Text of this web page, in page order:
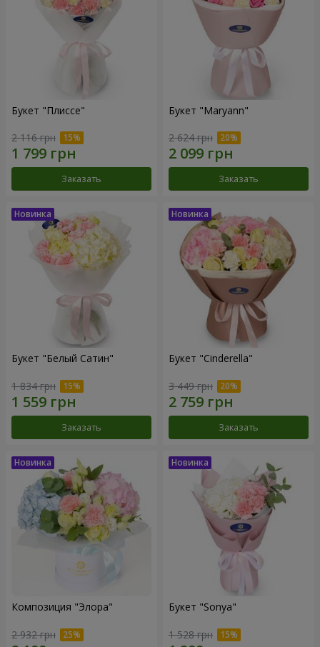
Букет "Плиссе"
2 116 грн
Заказать
Букет "Maryann"
2 624 грн
Заказать
Букет "Белый Сатин"
1 834 грн
Заказать
Букет "Cinderella"
3 449 грн
Заказать
Композиция "Элора"
2 932 грн
Букет "Sonya"
1 528 грн